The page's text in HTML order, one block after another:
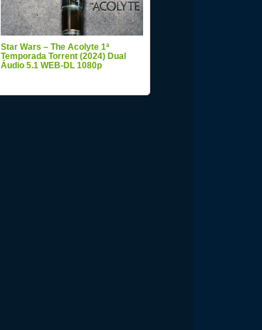
Star Wars – The Acolyte 1ª
Temporada Torrent (2024) Dual
Áudio 5.1 WEB-DL 1080p